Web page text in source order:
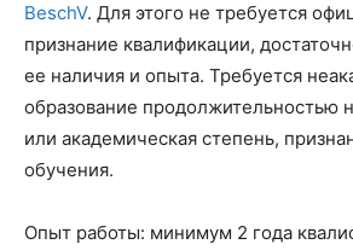
BeschV. Для этого не требуется
признание квалификации,
ее наличия и опыта. Требуется
образование продолжительностью
или академическая степень,
обучения.
Опыт работы: минимум 2 года